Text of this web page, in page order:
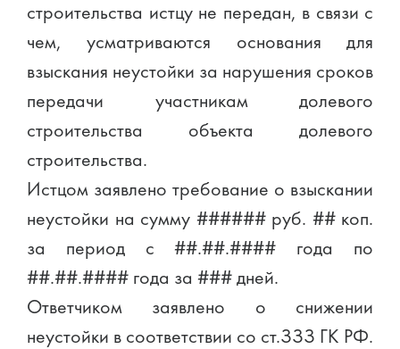
строительства истцу не передан, в связи с
чем, усматриваются основания для
взыскания неустойки за нарушения сроков
передачи участникам долевого
строительства объекта долевого
строительства.
Истцом заявлено требование о взыскании
неустойки на сумму ###### руб. ## коп.
за период с ##.##.#### года по
##.##.#### года за ### дней.
Ответчиком заявлено о снижении
неустойки в соответствии со ст.ЗЗЗ ГК РФ.